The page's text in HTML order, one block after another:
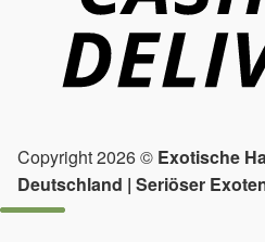
Copyright 2026 © Exotische
Deutschland | Seriöser